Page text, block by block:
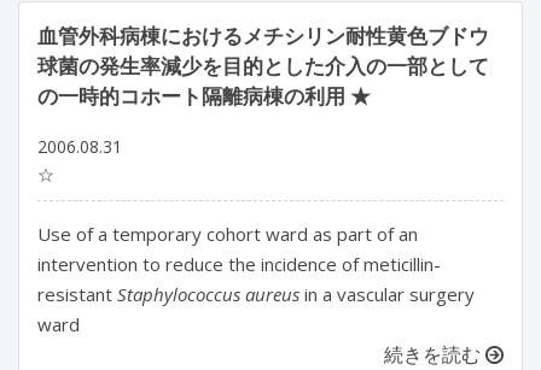
血管外科病棟におけるメチシリン耐性黄色ブドウ
球菌の発生率減少を目的とした介入の一部として
の一時的コホート隔離病棟の利用 ★
2006.08.31
☆
Use of a temporary cohort ward as part of an
intervention to reduce the incidence of meticillin-
resistant Staphylococcus aureus in a vascular surgery
ward
続きを読む